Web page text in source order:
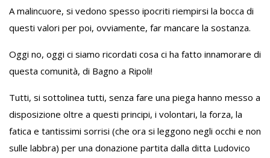
A malincuore, si vedono spesso ipocriti riempirsi la bocca di
questi valori per poi, ovviamente, far mancare la sostanza.
Oggi no, oggi ci siamo ricordati cosa ci ha fatto innamorare di
questa comunità, di Bagno a Ripoli!
Tutti, si sottolinea tutti, senza fare una piega hanno messo a
disposizione oltre a questi principi, i volontari, la forza, la
fatica e tantissimi sorrisi (che ora si leggono negli occhi e non
sulle labbra) per una donazione partita dalla ditta Ludovico